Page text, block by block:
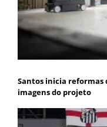
Santos inicia reformas
imagens do projeto